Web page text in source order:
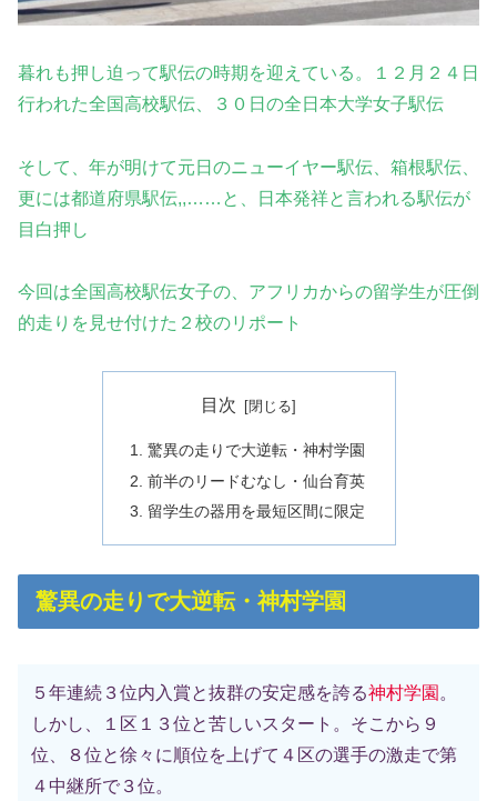
暮れも押し迫って駅伝の時期を迎えている。１２月２４日
行われた全国高校駅伝、３０日の全日本大学女子駅伝
そして、年が明けて元日のニューイヤー駅伝、箱根駅伝、
更には都道府県駅伝,,……と、日本発祥と言われる駅伝が
目白押し
今回は全国高校駅伝女子の、アフリカからの留学生が圧倒
的走りを見せ付けた２校のリポート
目次
驚異の走りで大逆転・神村学園
前半のリードむなし・仙台育英
留学生の器用を最短区間に限定
驚異の走りで大逆転・神村学園
５年連続３位内入賞と抜群の安定感を誇る神村学園 。
しかし、１区１３位と苦しいスタート。そこから９
位、８位と徐々に順位を上げて４区の選手の激走で第
４中継所で３位。